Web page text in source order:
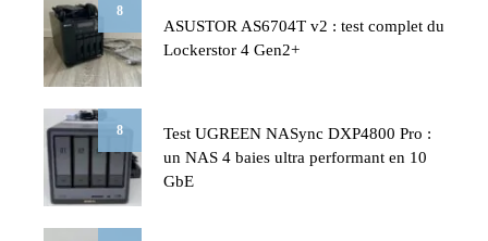
8
ASUSTOR AS6704T v2 : test complet du
Lockerstor 4 Gen2+
8
Test UGREEN NASync DXP4800 Pro :
un NAS 4 baies ultra performant en 10
GbE